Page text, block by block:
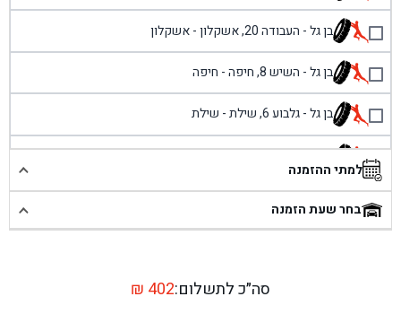
בן גל - העבודה 20, אשקלון - אשקלון
בן גל - השיש 8, חיפה - חיפה
בן גל - גלבוע 6, שילת - שילת
בן גל - פוריידיס, כניסה צפונית מול כביש 4 - פרדיס
בן גל - שכונת אזור תעשייה זעירה, עיילבון - עיילבון
בן גל - דרך השבעה 20, אזור - אזור
למתי ההזמנה
בחר שעת הזמנה
סה״כ לתשלום: ₪ 402